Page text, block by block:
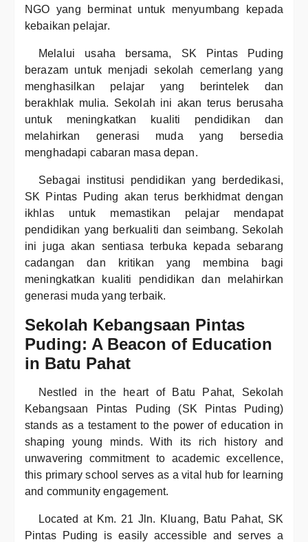
NGO yang berminat untuk menyumbang kepada
kebaikan pelajar.
Melalui usaha bersama, SK Pintas Puding
berazam untuk menjadi sekolah cemerlang yang
menghasilkan pelajar yang berintelek dan
berakhlak mulia. Sekolah ini akan terus berusaha
untuk meningkatkan kualiti pendidikan dan
melahirkan generasi muda yang bersedia
menghadapi cabaran masa depan.
Sebagai institusi pendidikan yang berdedikasi,
SK Pintas Puding akan terus berkhidmat dengan
ikhlas untuk memastikan pelajar mendapat
pendidikan yang berkualiti dan seimbang. Sekolah
ini juga akan sentiasa terbuka kepada sebarang
cadangan dan kritikan yang membina bagi
meningkatkan kualiti pendidikan dan melahirkan
generasi muda yang terbaik.
Sekolah Kebangsaan Pintas
Puding: A Beacon of Education
in Batu Pahat
Nestled in the heart of Batu Pahat, Sekolah
Kebangsaan Pintas Puding (SK Pintas Puding)
stands as a testament to the power of education in
shaping young minds. With its rich history and
unwavering commitment to academic excellence,
this primary school serves as a vital hub for learning
and community engagement.
Located at Km. 21 Jln. Kluang, Batu Pahat, SK
Pintas Puding is easily accessible and serves a